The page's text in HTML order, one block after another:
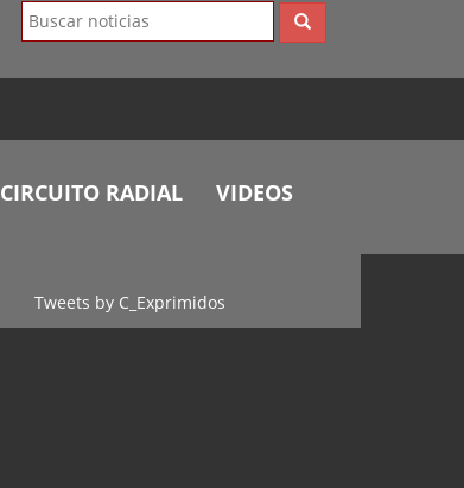
CIRCUITO RADIAL VIDEOS
Tweets by C_Exprimidos